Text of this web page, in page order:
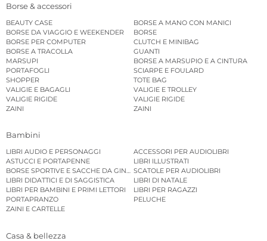
Borse & accessori
BEAUTY CASE
BORSE A MANO CON MANICI
BORSE DA VIAGGIO E WEEKENDER
BORSE
BORSE PER COMPUTER
CLUTCH E MINIBAG
BORSE A TRACOLLA
GUANTI
MARSUPI
BORSE A MARSUPIO E A CINTURA
PORTAFOGLI
SCIARPE E FOULARD
SHOPPER
TOTE BAG
VALIGIE E BAGAGLI
VALIGIE E TROLLEY
VALIGIE RIGIDE
VALIGIE RIGIDE
ZAINI
ZAINI
Bambini
LIBRI AUDIO E PERSONAGGI
ACCESSORI PER AUDIOLIBRI
ASTUCCI E PORTAPENNE
LIBRI ILLUSTRATI
BORSE SPORTIVE E SACCHE DA GINNASTICASCATOLE PER AUDIOLIBRI
LIBRI DIDATTICI E DI SAGGISTICA
LIBRI DI NATALE
LIBRI PER BAMBINI E PRIMI LETTORI
LIBRI PER RAGAZZI
PORTAPRANZO
PELUCHE
ZAINI E CARTELLE
Casa & bellezza